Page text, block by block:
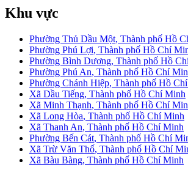
Khu vực
Phường Thủ Dầu Một, Thành phố Hồ
Phường Phú Lợi, Thành phố Hồ Chí
Phường Bình Dương, Thành phố Hồ
Phường Phú An, Thành phố Hồ Chí
Phường Chánh Hiệp, Thành phố Hồ
Xã Dầu Tiếng, Thành phố Hồ Chí Minh
Xã Minh Thạnh, Thành phố Hồ Chí
Xã Long Hòa, Thành phố Hồ Chí Minh
Xã Thanh An, Thành phố Hồ Chí Minh
Phường Bến Cát, Thành phố Hồ Chí
Xã Trừ Văn Thố, Thành phố Hồ Chí
Xã Bàu Bàng, Thành phố Hồ Chí Minh